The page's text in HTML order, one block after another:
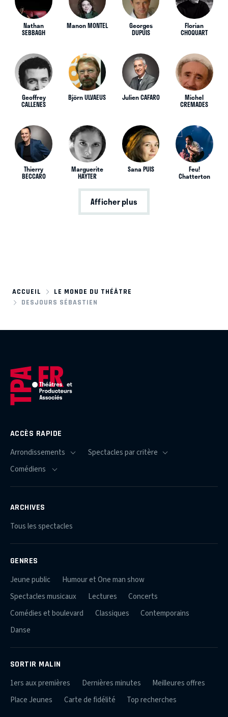
Nathan
SEBBAGH
Manon MONTEL Georges
DUPUIS
Florian
CHOQUART
Geoffrey
CALLENES
Björn ULVAEUS Julien CAFARO Michel
CREMADES
Thierry
BECCARO
Marguerite
HAYTER
Sana PUIS Feu!
Chatterton
Afficher plus
ACCUEIL
LE MONDE DU THÉÂTRE
DESJOURS SÉBASTIEN
ACCÈS RAPIDE
ARCHIVES
Tous les spectacles
GENRES
Jeune public
Humour et One man show
Spectacles musicaux
Lectures
Concerts
Comédies et boulevard
Classiques
Contemporains
Danse
SORTIR MALIN
1ers aux premières Dernières minutes
Meilleures offres
Place Jeunes
Carte de fidélité Top recherches